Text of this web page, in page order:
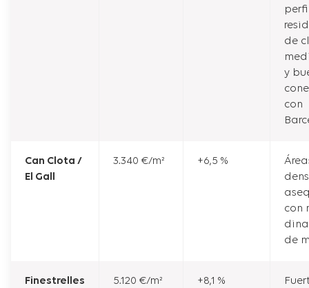
de
y
con
Can Clota /
El Gall
3.340 €/m² +6,5 %
con
de
Finestrelles 5.120 €/m² +8,1 %